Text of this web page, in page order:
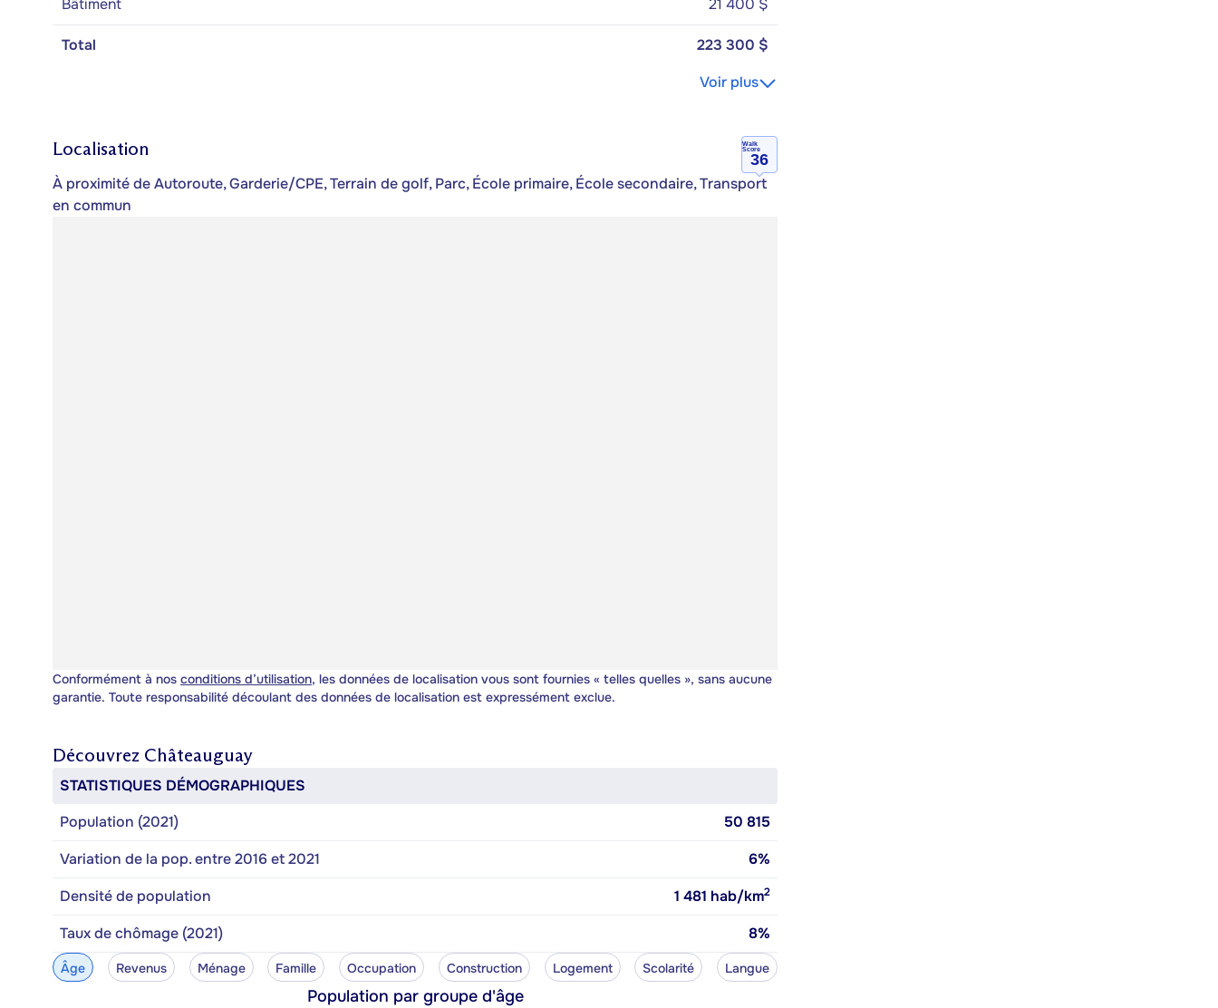
Bâtiment 21 400 $
Total
223 300 $
Voir plus
Localisation
Walk
Score
36
À proximité de Autoroute, Garderie/CPE, Terrain de golf, Parc, École primaire, École secondaire, Transport
en commun
Conformément à nos conditions d’utilisation, les données de localisation vous sont fournies « telles quelles », sans aucune
garantie. Toute responsabilité découlant des données de localisation est expressément exclue.
Découvrez Châteauguay
STATISTIQUES DÉMOGRAPHIQUES
Population (2021)
50 815
Variation de la pop. entre 2016 et 2021
6%
Densité de population
1 481 hab/km2
Taux de chômage (2021) 8%
Âge Revenus Ménage Famille Occupation Construction Logement Scolarité Langue
Population par groupe d'âge